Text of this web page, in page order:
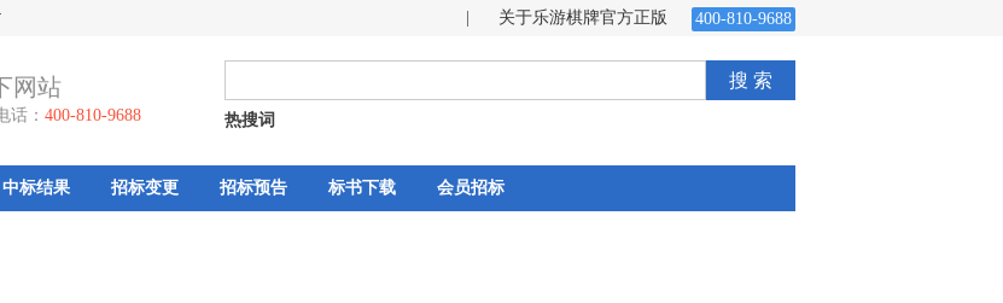
关于乐游棋牌官方正版 400-810-9688
网站
话： 400-810-9688
搜 索
热搜词
中标结果 招标变更 招标预告 标书下载 会员招标